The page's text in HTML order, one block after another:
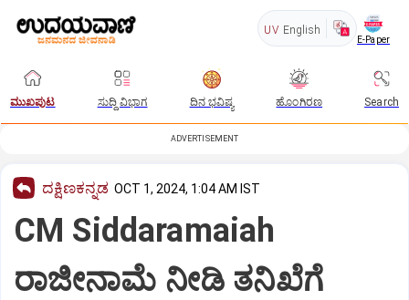
UV English
E-Paper
ಮುಖಪುಟ ಸುದ್ದಿ ವಿಭಾಗ ದಿನ ಭವಿಷ್ಯ ಹೊಂಗಿರಣ Search
ADVERTISEMENT
ದಕ್ಷಿಣಕನ್ನಡ OCT 1, 2024, 1:04 AM IST
CM Siddaramaiah
ರಾಜೀನಾಮೆ ನೀಡಿ ತನಿಖೆಗೆ